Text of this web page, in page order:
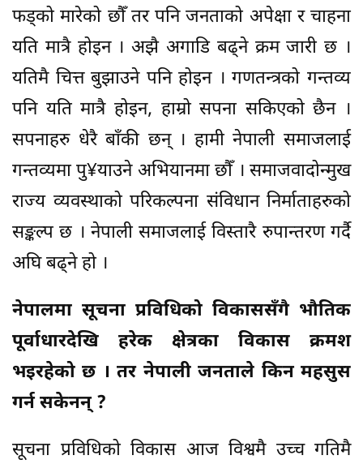
फड्को मारेको छौँ तर पनि जनताको अपेक्षा र चाहना
यति मात्रै होइन । अझै अगाडि बढ्ने क्रम जारी छ ।
यतिमै चित्त बुझाउने पनि होइन । गणतन्त्रको गन्तव्य
पनि यति मात्रै होइन, हाम्रो सपना सकिएको छैन ।
सपनाहरु धेरै बाँकी छन् । हामी नेपाली समाजलाई
गन्तव्यमा पु¥याउने अभियानमा छौँ । समाजवादोन्मुख
राज्य व्यवस्थाको परिकल्पना संविधान निर्माताहरुको
सङ्कल्प छ । नेपाली समाजलाई विस्तारै रुपान्तरण गर्दै
अघि बढ्ने हो ।
नेपालमा सूचना प्रविधिको विकाससँगै भौतिक
पूर्वाधारदेखि हरेक क्षेत्रका विकास क्रमश
भइरहेको छ । तर नेपाली जनताले किन महसुस
गर्न सकेनन् ?
सूचना प्रविधिको विकास आज विश्वमै उच्च गतिमै